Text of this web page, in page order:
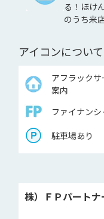
る！ほけ
のうち来
アイコンについて
アフラック
案内
ファイナン
駐車場あり
株）ＦＰパートナ